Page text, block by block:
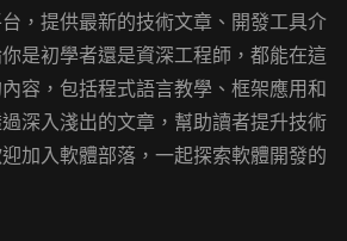
，提供最新的技術文章、開發工具介
是初學者還是資深工程師，都能在這
容，包括程式語言教學、框架應用和
深入淺出的文章，幫助讀者提升技術
加入軟體部落，一起探索軟體開發的